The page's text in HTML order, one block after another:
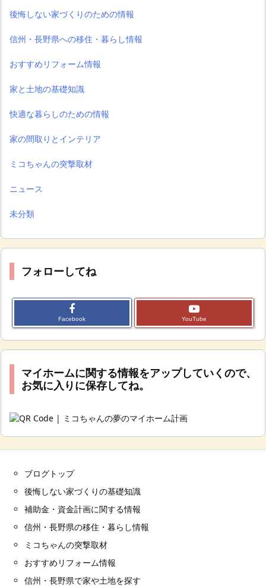
後悔しない家づくりのための情報
信州・長野県への移住・暮らし情報
おすすめリフォーム情報
家と土地の基礎知識
快適な暮らしのための情報
家の間取りとインテリア
ミコちゃんの突撃取材
ニュース
未分類
フォローしてね
Facebook YouTube
マイホームに関する情報をアップしていくので、
お気に入りに保存してね。
ブログトップ
後悔しない家づくりの基礎知識
補助金・資金計画に関する情報
信州・長野県の移住・暮らし情報
ミコちゃんの突撃取材
おすすめリフォーム情報
信州・長野県で家や土地を探す